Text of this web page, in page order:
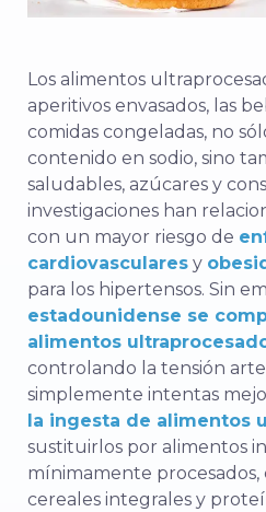
Los alimentos
aperitivos envasados, las
comidas congeladas, no
contenido en sodio, sino
saludables, azúcares y
investigaciones han
con un mayor riesgo de
cardiovasculares y
para los hipertensos. Sin
estadounidense se
alimentos
controlando la tensión
simplemente intentas
la ingesta de alimentos
sustituirlos por alimentos
mínimamente
cereales integrales y